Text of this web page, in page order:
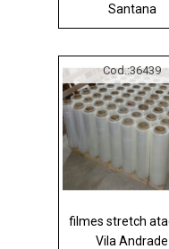
Santana
Cod.:36439
filmes stretch
Vila Andrade